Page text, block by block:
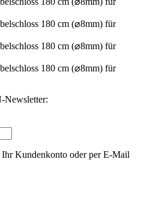
Newsletter:
Kundenkonto oder per E-Mail